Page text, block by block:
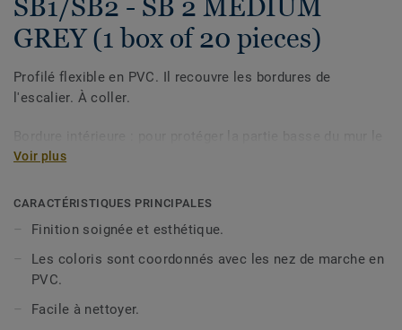
SB1/SB2 - SB 2 MEDIUM
GREY (1 box of 20 pieces)
Profilé flexible en PVC. Il recouvre les bordures de
l'escalier. À coller.
long de l'escalier.
Bordure extérieure : pour protéger et cacher la tranche du
Voir plus
CARACTÉRISTIQUES PRINCIPALES
Finition soignée et esthétique.
Les coloris sont coordonnés avec les nez de marche en
PVC.
Facile à nettoyer.